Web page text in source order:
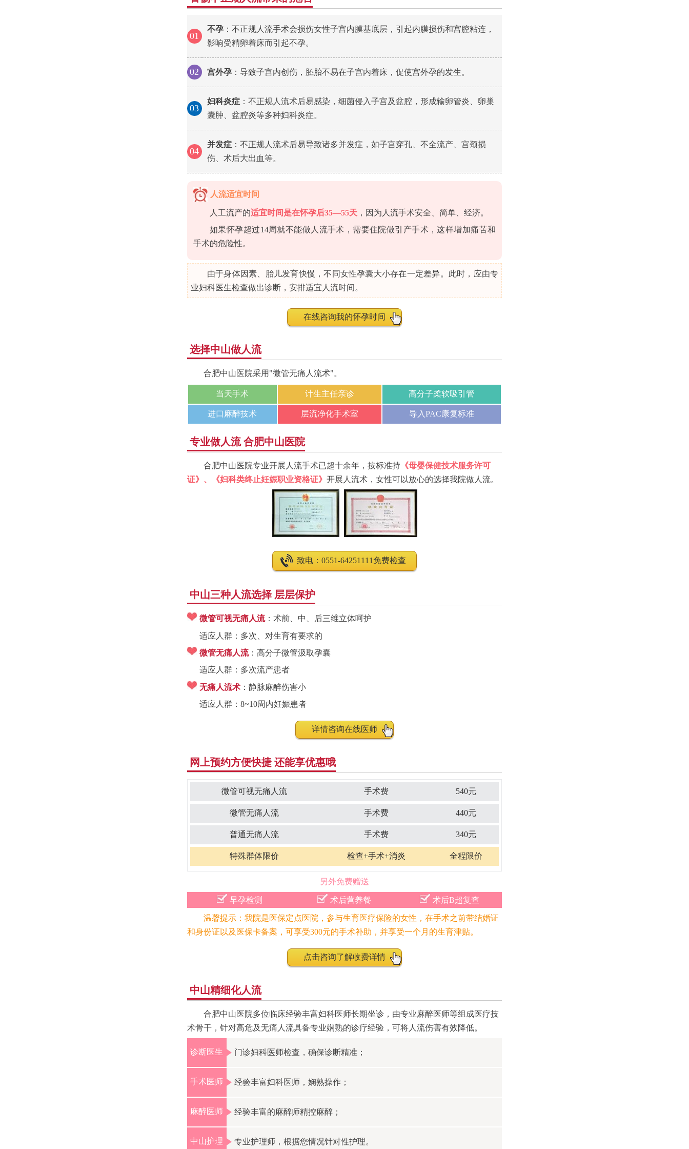
01
不孕：不正规人流手术会损伤女性子宫内膜基底层，引起内膜损伤和宫腔粘连，
影响受精卵着床而引起不孕。
02 宫外孕：导致子宫内创伤，胚胎不易在子宫内着床，促使宫外孕的发生。
03
妇科炎症：不正规人流术后易感染，细菌侵入子宫及盆腔，形成输卵管炎、卵巢
囊肿、盆腔炎等多种妇科炎症。
04
并发症：不正规人流术后易导致诸多并发症，如子宫穿孔、不全流产、宫颈损
伤、术后大出血等。
人流适宜时间
人工流产的适宜时间是在怀孕后35—55天 ，因为人流手术安全、简单、经济。
如果怀孕超过14周就不能做人流手术，需要住院做引产手术，这样增加痛苦和
手术的危险性。
由于身体因素、胎儿发育快慢，不同女性孕囊大小存在一定差异。此时，应由专
业妇科医生检查做出诊断，安排适宜人流时间。
在线咨询我的怀孕时间
选择中山做人流
合肥中山医院采用"微管无痛人流术"。
当天手术 计生主任亲诊 高分子柔软吸引管
进口麻醉技术 层流净化手术室 导入PAC康复标准
专业做人流 合肥中山医院
合肥中山医院专业开展人流手术已超十余年，按标准持《母婴保健技术服务许可
证》、《妇科类终止妊娠职业资格证》 开展人流术，女性可以放心的选择我院做人流。
致电：0551-64251111免费检查
中山三种人流选择 层层保护
微管可视无痛人流：术前、中、后三维立体呵护
适应人群：多次、对生育有要求的
微管无痛人流：高分子微管汲取孕囊
适应人群：多次流产患者
无痛人流术：静脉麻醉伤害小
适应人群：8~10周内妊娠患者
详情咨询在线医师
网上预约方便快捷 还能享优惠哦
微管可视无痛人流 手术费 540元
微管无痛人流 手术费 440元
普通无痛人流 手术费 340元
特殊群体限价 检查+手术+消炎 全程限价
另外免费赠送
早孕检测 术后营养餐 术后B超复查
温馨提示：我院是医保定点医院，参与生育医疗保险的女性，在手术之前带结婚证
和身份证以及医保卡备案，可享受300元的手术补助，并享受一个月的生育津贴。
点击咨询了解收费详情
中山精细化人流
合肥中山医院多位临床经验丰富妇科医师长期坐诊，由专业麻醉医师等组成医疗技
术骨干，针对高危及无痛人流具备专业娴熟的诊疗经验，可将人流伤害有效降低。
诊断医生 门诊妇科医师检查，确保诊断精准；
手术医师 经验丰富妇科医师，娴熟操作；
麻醉医师 经验丰富的麻醉师精控麻醉；
中山护理 专业护理师，根据您情况针对性护理。